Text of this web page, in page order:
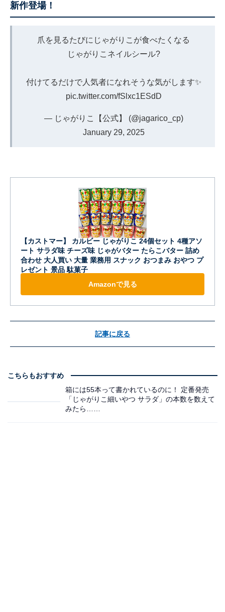
新作登場！
爪を見るたびにじゃがりこが食べたくなる
じゃがりこネイルシール?
付けてるだけで人気者になれそうな気がします✨
pic.twitter.com/fSlxc1ESdD
— じゃがりこ【公式】 (@jagarico_cp)
January 29, 2025
【カストマー】 カルビー じゃがりこ 24個セット 4種アソ
ート サラダ味 チーズ味 じゃがバター たらこバター 詰め
合わせ 大人買い 大量 業務用 スナック おつまみ おやつ プ
レゼント 景品 駄菓子
Amazonで見る
記事に戻る
こちらもおすすめ
箱には55本って書かれているのに！ 定番発売
「じゃがりこ細いやつ サラダ」の本数を数えて
みたら……